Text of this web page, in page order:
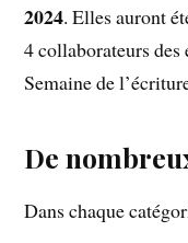
2024. Elles auront
4 collaborateurs
Semaine de
De
Dans chaque